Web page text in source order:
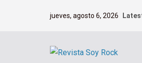
jueves, agosto 6, 2026